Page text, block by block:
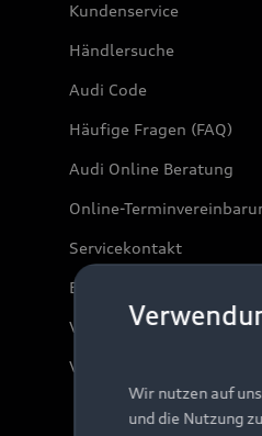
Kundenservice
Händlersuche
Audi Code
Häufige Fragen (FAQ)
Audi Online Beratung
Online-
Servicekontakt
Bordbuch &
Verträge kündigen
Vertrag widerrufen
Wir nutzen auf
und die Nutzung